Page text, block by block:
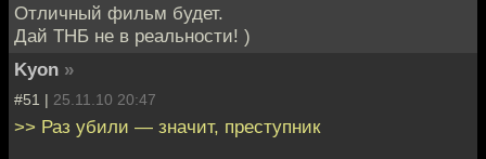
Отличный фильм будет.
Дай ТНБ не в реальности! )
Kyon »
#51 | 25.11.10 20:47
>> Раз убили — значит, преступник